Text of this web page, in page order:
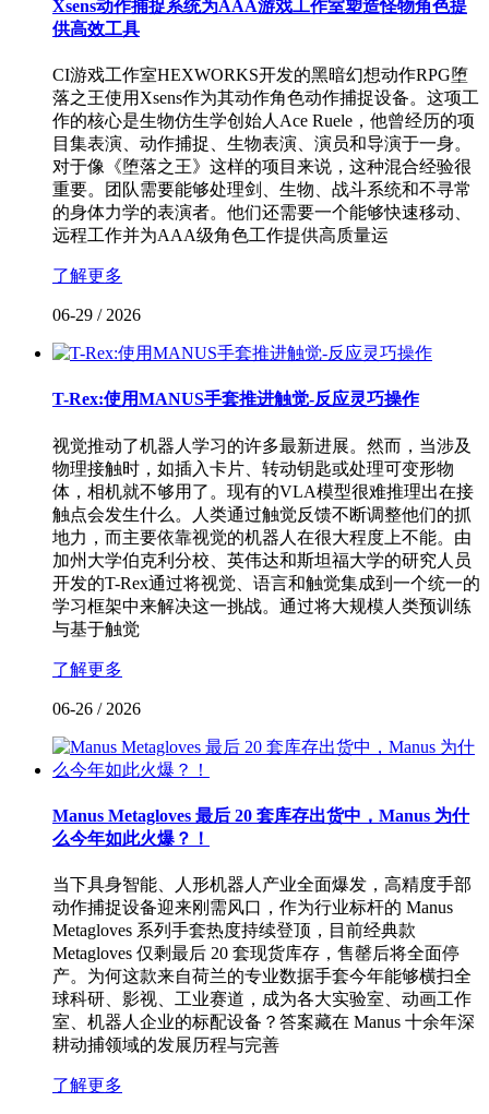
Xsens动作捕捉系统为AAA游戏工作室塑造怪物角色提
供高效工具
CI游戏工作室HEXWORKS开发的黑暗幻想动作RPG堕
落之王使用Xsens作为其动作角色动作捕捉设备。这项工
作的核心是生物仿生学创始人Ace Ruele，他曾经历的项
目集表演、动作捕捉、生物表演、演员和导演于一身。
对于像《堕落之王》这样的项目来说，这种混合经验很
重要。团队需要能够处理剑、生物、战斗系统和不寻常
的身体力学的表演者。他们还需要一个能够快速移动、
远程工作并为AAA级角色工作提供高质量运
了解更多
06-29 / 2026
T-Rex:使用MANUS手套推进触觉-反应灵巧操作
视觉推动了机器人学习的许多最新进展。然而，当涉及
物理接触时，如插入卡片、转动钥匙或处理可变形物
体，相机就不够用了。现有的VLA模型很难推理出在接
触点会发生什么。人类通过触觉反馈不断调整他们的抓
地力，而主要依靠视觉的机器人在很大程度上不能。由
加州大学伯克利分校、英伟达和斯坦福大学的研究人员
开发的T-Rex通过将视觉、语言和触觉集成到一个统一的
学习框架中来解决这一挑战。通过将大规模人类预训练
与基于触觉
了解更多
06-26 / 2026
Manus Metagloves 最后 20 套库存出货中，Manus 为什
么今年如此火爆？！
当下具身智能、人形机器人产业全面爆发，高精度手部
动作捕捉设备迎来刚需风口，作为行业标杆的 Manus
Metagloves 系列手套热度持续登顶，目前经典款
Metagloves 仅剩最后 20 套现货库存，售罄后将全面停
产。为何这款来自荷兰的专业数据手套今年能够横扫全
球科研、影视、工业赛道，成为各大实验室、动画工作
室、机器人企业的标配设备？答案藏在 Manus 十余年深
耕动捕领域的发展历程与完善
了解更多